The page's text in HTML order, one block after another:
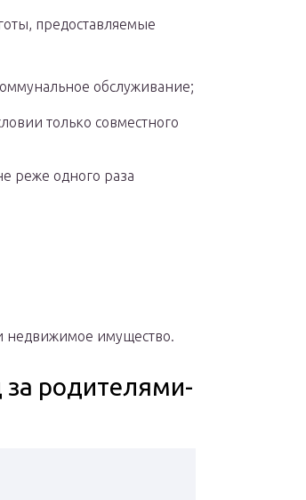
предоставляемые
обслуживание;
только совместного
реже одного раза
недвижимое имущество.
за родителями-